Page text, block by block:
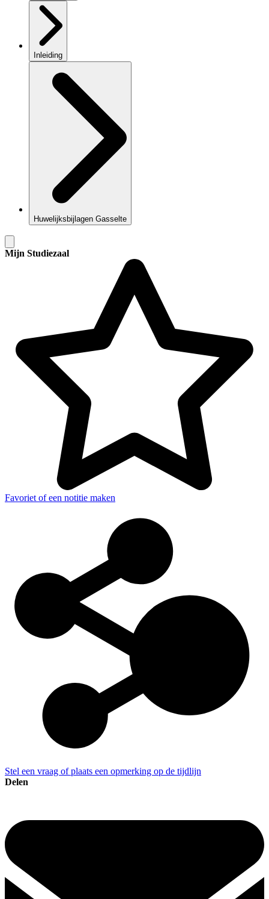
Inleiding
Huwelijksbijlagen Gasselte
Mijn Studiezaal
Favoriet of een notitie maken
Stel een vraag of plaats een opmerking op de tijdlijn
Delen